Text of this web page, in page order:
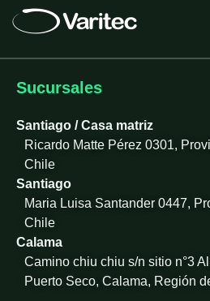
Sucursales
Santiago / Casa matriz
Ricardo Matte Pérez 0301,
Chile
Santiago
Maria Luisa Santander 0447,
Chile
Calama
Camino chiu chiu s/n sitio n°3
Puerto Seco, Calama, Región